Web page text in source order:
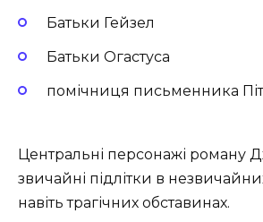
Батьки Гейзел
Батьки Огастуса
помічниця письменника
Центральні персонажі роману
звичайні підлітки в
навіть трагічних обставинах.